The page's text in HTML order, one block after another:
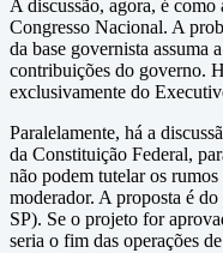
A discussão, agora, é como
Congresso Nacional. A
da base governista assuma
contribuições do governo.
exclusivamente do
Paralelamente, há a
da Constituição Federal,
não podem tutelar os
moderador. A proposta é
SP). Se o projeto for
seria o fim das operações